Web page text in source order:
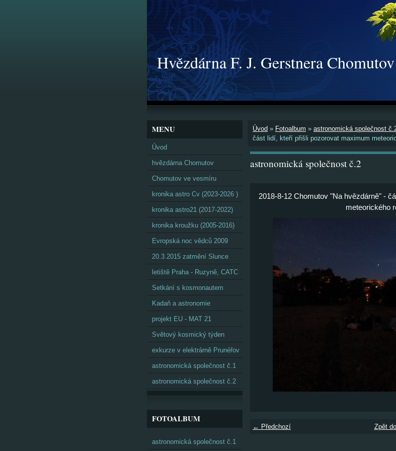
Hvězdárna F. J. Gerstnera Chomutov
Úvod » Fotoalbum » astronomická společnost
část lidí, kteří přišli pozorovat maximum
astronomická společnost č.2
2018-8-12 Chomutov "Na hvězdárně" -
meteorického
← Předchozí Zpět
MENU
Úvod
hvězdárna Chomutov
Chomutov ve vesmíru
kronika astro Cv (2023-2026 )
kronika astro21 (2017-2022)
kronika kroužku (2005-2016)
Evropská noc vědců 2009
20.3.2015 zatmění Slunce
letiště Praha - Ruzyně, CATC
Setkání s kosmonautem
Kadaň a astronomie
projekt EU - MAT 21
Světový kosmický týden
exkurze v elektrárně Prunéřov
astronomická společnost č.1
astronomická společnost č.2
FOTOALBUM
astronomická společnost č.1